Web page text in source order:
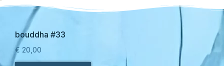
bouddha #33
€ 20,00